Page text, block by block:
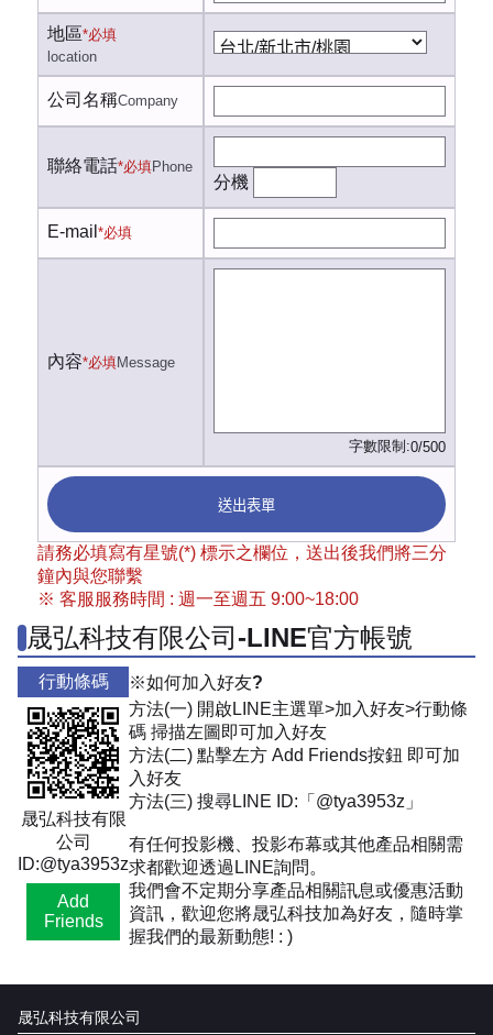
地區*必填
location
公司名稱Company
聯絡電話*必填Phone
分機
E-mail *必填
內容*必填Message
字數限制:0/500
送出表單
請務必填寫有星號(*) 標示之欄位，送出後我們將三分
鐘內與您聯繫
※ 客服服務時間 : 週一至週五 9:00~18:00
晟弘科技有限公司-LINE官方帳號
行動條碼
晟弘科技有限
公司
ID:@tya3953z
Add
Friends
※如何加入好友?
方法(一) 開啟LINE主選單>加入好友>行動條
碼 掃描左圖即可加入好友
方法(二) 點擊左方 Add Friends按鈕 即可加
入好友
方法(三) 搜尋LINE ID:「@tya3953z」
有任何投影機、投影布幕或其他產品相關需
求都歡迎透過LINE詢問。
我們會不定期分享產品相關訊息或優惠活動
資訊，歡迎您將晟弘科技加為好友，隨時掌
握我們的最新動態! : )
晟弘科技有限公司